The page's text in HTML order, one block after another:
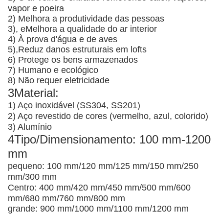
vapor e poeira
2) Melhora a produtividade das pessoas
3), eMelhora a qualidade do ar interior
4) À prova d'água e de aves
5),Reduz danos estruturais em lofts
6) Protege os bens armazenados
7) Humano e ecológico
8) Não requer eletricidade
3Material:
1) Aço inoxidável (SS304, SS201)
2) Aço revestido de cores (vermelho, azul, colorido)
3) Alumínio
4Tipo/Dimensionamento: 100 mm-1200
mm
pequeno: 100 mm/120 mm/125 mm/150 mm/250
mm/300 mm
Centro: 400 mm/420 mm/450 mm/500 mm/600
mm/680 mm/760 mm/800 mm
grande: 900 mm/1000 mm/1100 mm/1200 mm